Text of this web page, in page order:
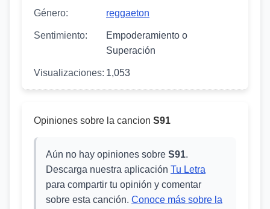
Género: reggaeton
Sentimiento:
Empoderamiento o
Superación
Visualizaciones: 1,053
Opiniones sobre la cancion S91
Aún no hay opiniones sobre S91.
Descarga nuestra aplicación Tu Letra
para compartir tu opinión y comentar
sobre esta canción. Conoce más sobre la